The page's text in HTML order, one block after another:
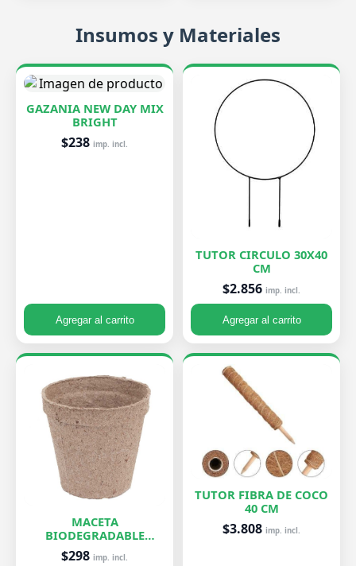
Insumos y Materiales
GAZANIA NEW DAY MIX
BRIGHT
$238 imp. incl.
Agregar al carrito
TUTOR CIRCULO 30X40
CM
$2.856 imp. incl.
Agregar al carrito
MACETA
BIODEGRADABLE
PEQUEÑA 7X8 CM
$298 imp. incl.
TUTOR FIBRA DE COCO
40 CM
$3.808 imp. incl.